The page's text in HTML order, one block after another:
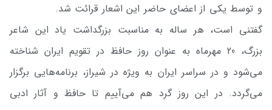
و توسط یکی از اعضای حاضر این اشعار قرائت شد.
گفتنی است، هر ساله به مناسبت بزرگداشت یاد این شاعر
بزرگ، 20 مهرماه به عنوان روز حافظ در تقویم ایران شناخته
می‌شود و در سراسر ایران به ویژه در شیراز، برنامه‌هایی برگزار
می‌گردد. در این روز گرد هم می‌آییم تا حافظ و آثار ادبی